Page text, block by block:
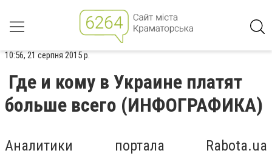
10:56, 21 серпня 2015 р.
Где и кому в Украине платят
больше всего (ИНФОГРАФИКА)
Аналитики портала Rabota.ua